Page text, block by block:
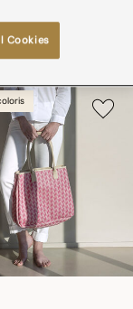
Cookies